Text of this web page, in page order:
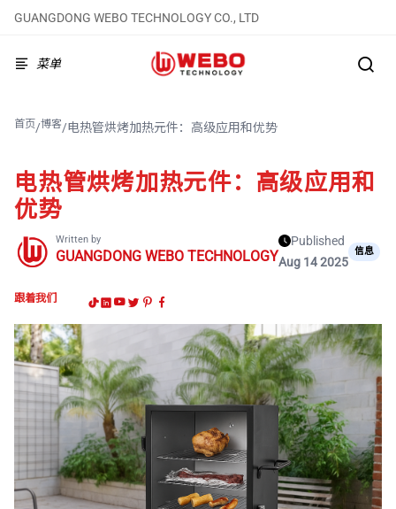
GUANGDONG WEBO TECHNOLOGY CO., LTD
菜单
首页/博客/电热管烘烤加热元件：高级应用和优势
电热管烘烤加热元件：高级应用和
优势
Written by
GUANGDONG WEBO TECHNOLOGY
Published
Aug 14 2025
信息
跟着我们